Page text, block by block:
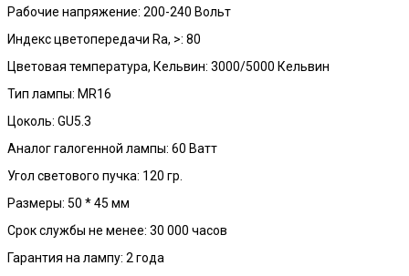
Рабочие напряжение: 200-240 Вольт
Индекс цветопередачи Ra, >: 80
Цветовая температура, Кельвин: 3000/5000 Кельвин
Тип лампы: MR16
Цоколь: GU5.3
Аналог галогенной лампы: 60 Ватт
Угол светового пучка: 120 гр.
Размеры: 50 * 45 мм
Срок службы не менее: 30 000 часов
Гарантия на лампу: 2 года